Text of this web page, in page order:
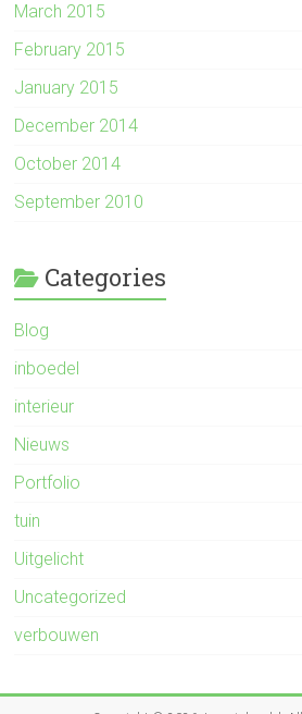
March 2015
February 2015
January 2015
December 2014
October 2014
September 2010
Categories
Blog
inboedel
interieur
Nieuws
Portfolio
tuin
Uitgelicht
Uncategorized
verbouwen